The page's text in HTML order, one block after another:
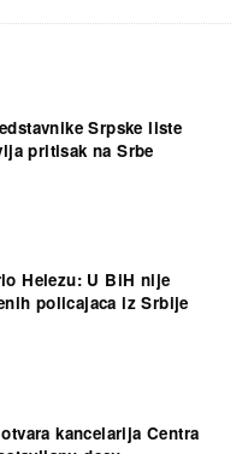
Srpske liste
pritisak na Srbe
Helezu: U BiH nije
policajaca iz Srbije
kancelarija Centra